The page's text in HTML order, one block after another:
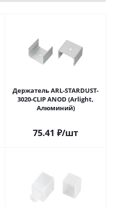
Держатель ARL-STARDUST-
3020-CLIP ANOD (Arlight,
Алюминий)
75.41 ₽/шт